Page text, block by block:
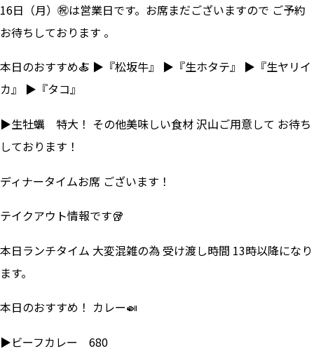
16日（月）㊗は営業日です。お席まだございますので ご予約
お待ちしております 。
本日のおすすめ🍝 ▶『松坂牛』 ▶『生ホタテ』 ▶『生ヤリイ
カ』 ▶『タコ』
▶生牡蠣 特大！ その他美味しい食材 沢山ご用意して お待ち
しております！
ディナータイムお席 ございます！
テイクアウト情報です🥡
本日ランチタイム 大変混雑の為 受け渡し時間 13時以降になり
ます。
本日のおすすめ！ カレー🍛
▶ビーフカレー 680